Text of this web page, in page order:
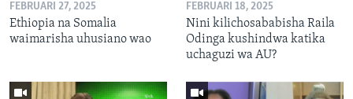
FEBRUARI 27, 2025
Ethiopia na Somalia
waimarisha uhusiano wao
FEBRUARI 18, 2025
Nini kilichosababisha Raila
Odinga kushindwa katika
uchaguzi wa AU?